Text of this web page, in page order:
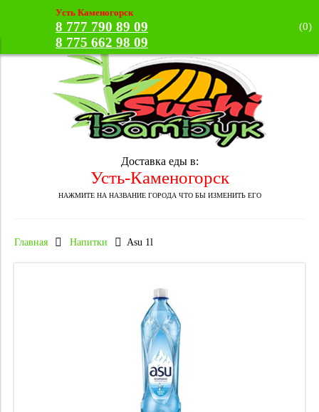
Усть Каменогорск
8 777 790 89 09
8 775 662 98 09
(0)
Доставка еды в:
Усть-Каменогорск
НАЖМИТЕ НА НАЗВАНИЕ ГОРОДА ЧТО БЫ ИЗМЕНИТЬ ЕГО
Главная Напитки Asu 1l